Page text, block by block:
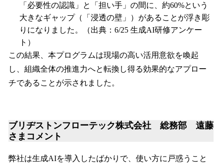
「必要性の認識」と「担い手」の間に、約60%という
大きなギャップ（「浸透の壁」）があることが浮き彫
りになりました。（出典：6/25 生成AI研修アンケー
ト）
この結果、本プログラムは現場の高い活用意欲を喚起
し、組織全体の推進力へと転換し得る効果的なアプロー
チであることが示されました。
ブリヂストンフローテック株式会社 総務部 遠藤
さまコメント
弊社は生成AIを導入したばかりで、使い方に戸惑うこと